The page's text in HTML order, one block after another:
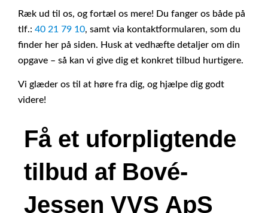
Ræk ud til os, og fortæl os mere! Du fanger os både på
tlf.: 40 21 79 10, samt via kontaktformularen, som du
finder her på siden. Husk at vedhæfte detaljer om din
opgave – så kan vi give dig et konkret tilbud hurtigere.
Vi glæder os til at høre fra dig, og hjælpe dig godt
videre!
Få et uforpligtende
tilbud af Bové-
Jessen VVS ApS